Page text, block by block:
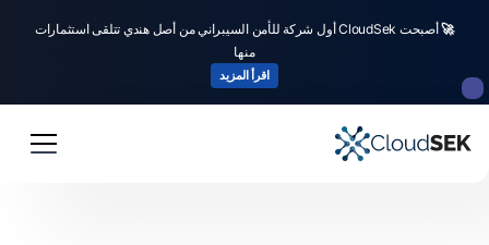
🚀
أصبحت CloudSek أول شركة للأمن السيبراني من أصل هندي تتلقى استثمارات
منها
اقرأ المزيد